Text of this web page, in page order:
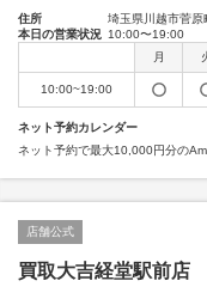
住所
埼玉県川越市菅原
本日の営業状況 10:00〜19:00
月
10:00~19:00
ネット予約カレンダー
ネット予約で最大10,000円分の
店舗公式
買取大吉経堂駅前店